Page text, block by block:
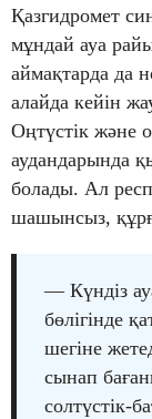
Қазгидромет
мұндай ауа
аймақтарда да
алайда кейін
Оңтүстік және
аудандарында
болады. Ал
шашынсыз,
— Күндіз
бөлігінде
шегіне
сынап
солтүстік-